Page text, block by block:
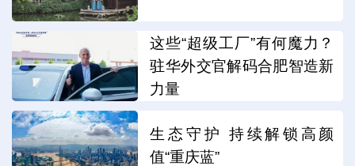
这些“超级工厂”有何魔力？
驻华外交官解码合肥智造新
力量
生态守护 持续解锁高颜
值“重庆蓝”